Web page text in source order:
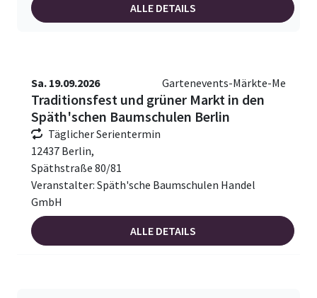
ALLE DETAILS
Sa. 19.09.2026 Gartenevents-Märkte-Me
Traditionsfest und grüner Markt in den
Späth'schen Baumschulen Berlin
Täglicher Serientermin
12437 Berlin,
Späthstraße 80/81
Veranstalter: Späth'sche Baumschulen Handel
GmbH
ALLE DETAILS